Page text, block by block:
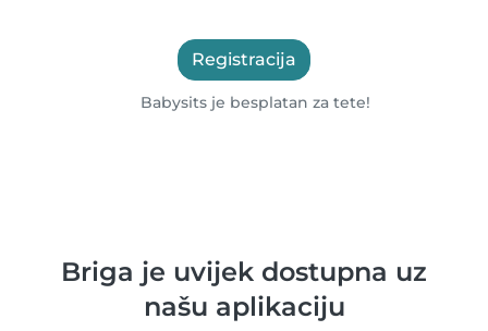
Registracija
Babysits je besplatan za tete!
Briga je uvijek dostupna uz
našu aplikaciju